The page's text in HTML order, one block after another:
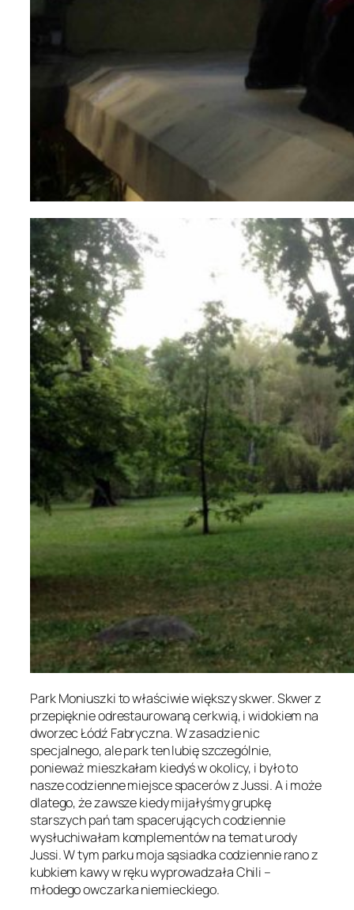
Park Moniuszki to właściwie większy skwer. Skwer z
przepięknie odrestaurowaną cerkwią, i widokiem na
dworzec Łódź Fabryczna. W zasadzie nic
specjalnego, ale park ten lubię szczególnie,
ponieważ mieszkałam kiedyś w okolicy, i było to
nasze codzienne miejsce spacerów z Jussi. A i może
dlatego, że zawsze kiedy mijałyśmy grupkę
starszych pań tam spacerujących codziennie
wysłuchiwałam komplementów na temat urody
Jussi. W tym parku moja sąsiadka codziennie rano z
kubkiem kawy w ręku wyprowadzała Chili –
młodego owczarka niemieckiego.